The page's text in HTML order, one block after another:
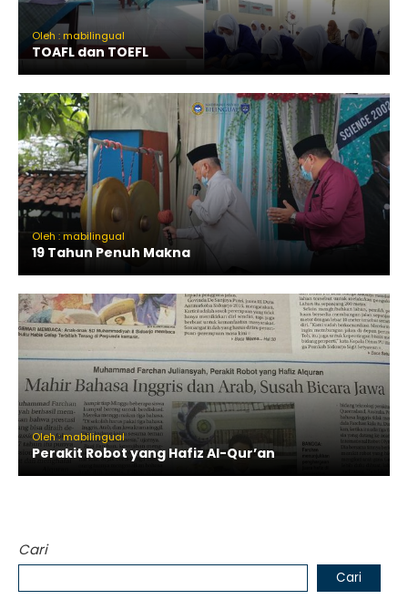
Oleh : mabilingual
TOAFL dan TOEFL
Oleh : mabilingual
19 Tahun Penuh Makna
Oleh : mabilingual
Perakit Robot yang Hafiz Al-Qur’an
Cari
Cari